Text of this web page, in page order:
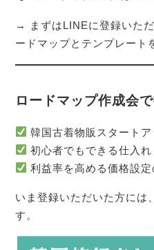
→ まずはLINEに登録いた
ードマップとテンプレート
ロードマップ作成会
韓国古着物販スタートア
初心者でもできる仕入
利益率を高める価格設定
いま登録いただいた方には
す。